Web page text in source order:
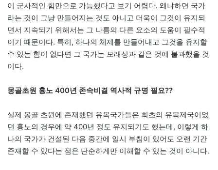
이 군사적인 힘만으로 가능했다고 보기 어렵다. 왜냐하면 국가
라는 것이 그냥 만들어지는 것도 아니고 더욱이 그것이 유지되
면서 지속되기 위해서는 그 나름의 다른 요소의 도움이 필수적
이기 때문이다. 특히, 하나의 체제를 만들어내고 그것을 유지할
수 있는 힘이 없다면 그 국가는 모래성과 같은 것에 불과했을 것
이다.
몽골초원 흉노 400년 존속비결 역사적 규명 필요??
실제 몽골 초원에 존재했던 유목국가들은 최초의 유목제국이었
던 흉노의 경우에 약 400년 정도 유지되기도 했는데, 이렇게 하
나의 국가가 건설된 다음 중간에 일시 부침이 있어도 오랜 기간
존재할 수 있다는 점은 단순하게만 이해할 수 있는 것이 아니다.